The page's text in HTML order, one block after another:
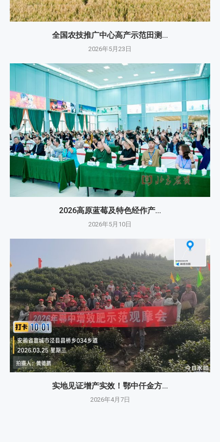
全国农技推广中心高产示范田测...
2026年5月23日
2026高原蓝莓及特色经作产...
2026年5月10日
实地见证增产实效！鄂中仟金方...
2026年4月7日